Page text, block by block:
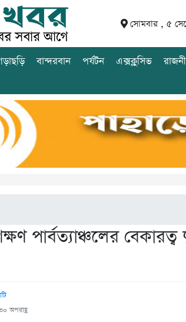
সোমবার , ৫
বান্দরবান পর্যটন এক্সক্লুসিভ
পার্বত্যাঞ্চলের
অপরাহ্ণ